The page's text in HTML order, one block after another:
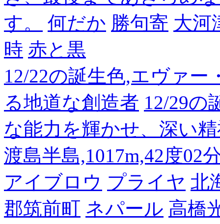
す。
何だか 勝句寄 大河
時 赤と黒
12/22の誕生色,エヴァ
る地道な創造者 12/29の
な能力を輝かせ、深い
渡島半島,1017m,42度02
アイブロウ プライヤ 北
郡筑前町 ネパール 高橋